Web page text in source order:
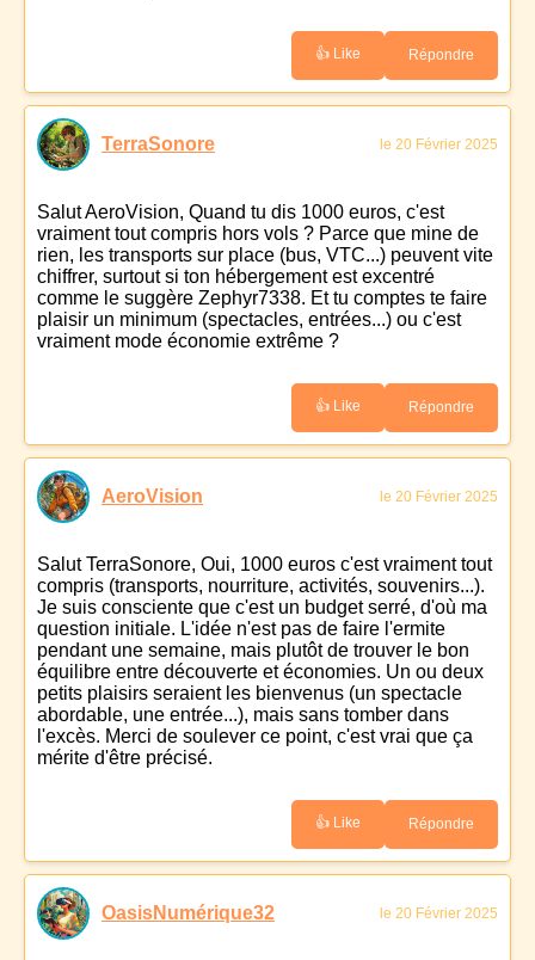
👍 Like Répondre
TerraSonore le 20 Février 2025
Salut AeroVision, Quand tu dis 1000 euros, c'est
vraiment tout compris hors vols ? Parce que mine de
rien, les transports sur place (bus, VTC...) peuvent vite
chiffrer, surtout si ton hébergement est excentré
comme le suggère Zephyr7338. Et tu comptes te faire
plaisir un minimum (spectacles, entrées...) ou c'est
vraiment mode économie extrême ?
👍 Like Répondre
AeroVision le 20 Février 2025
Salut TerraSonore, Oui, 1000 euros c'est vraiment tout
compris (transports, nourriture, activités, souvenirs...).
Je suis consciente que c'est un budget serré, d'où ma
question initiale. L'idée n'est pas de faire l'ermite
pendant une semaine, mais plutôt de trouver le bon
équilibre entre découverte et économies. Un ou deux
petits plaisirs seraient les bienvenus (un spectacle
abordable, une entrée...), mais sans tomber dans
l'excès. Merci de soulever ce point, c'est vrai que ça
mérite d'être précisé.
👍 Like Répondre
OasisNumérique32 le 20 Février 2025